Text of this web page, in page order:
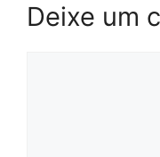
Deixe um